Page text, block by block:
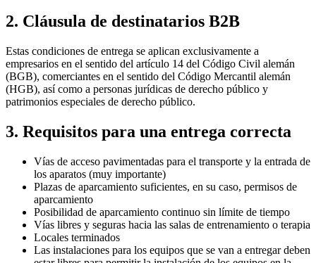
2. Cláusula de destinatarios B2B
Estas condiciones de entrega se aplican exclusivamente a
empresarios en el sentido del artículo 14 del Código Civil alemán
(BGB), comerciantes en el sentido del Código Mercantil alemán
(HGB), así como a personas jurídicas de derecho público y
patrimonios especiales de derecho público.
3. Requisitos para una entrega correcta
Vías de acceso pavimentadas para el transporte y la entrada de
los aparatos (muy importante)
Plazas de aparcamiento suficientes, en su caso, permisos de
aparcamiento
Posibilidad de aparcamiento continuo sin límite de tiempo
Vías libres y seguras hacia las salas de entrenamiento o terapia
Locales terminados
Las instalaciones para los equipos que se van a entregar deben